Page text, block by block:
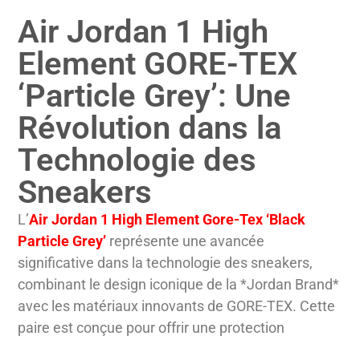
Air Jordan 1 High
Element GORE-TEX
‘Particle Grey’: Une
Révolution dans la
Technologie des
Sneakers
L’Air Jordan 1 High Element Gore-Tex ‘Black
Particle Grey’ représente une avancée
significative dans la technologie des sneakers,
combinant le design iconique de la *Jordan Brand*
avec les matériaux innovants de GORE-TEX. Cette
paire est conçue pour offrir une protection